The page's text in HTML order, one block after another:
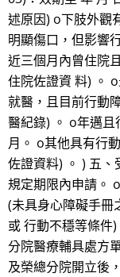
述原因) o下肢外觀
明顯傷口，但影響
近三個月內曾住院
住院佐證資 料) 。
就醫，且目前行動
醫紀錄) 。 o年邁
月。 o其他具有行
佐證資料) 。 ) 五
規定期限內申請。
(未具身心障礙手冊
或 行動不穩等條件
分院醫療輔具處方
及榮總分院開立後